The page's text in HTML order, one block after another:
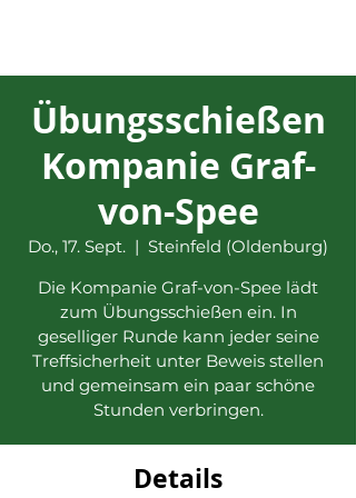
Übungsschießen
Kompanie Graf-
von-Spee
Do., 17. Sept.
  |
Steinfeld (Oldenburg)
Die Kompanie Graf-von-Spee lädt
zum Übungsschießen ein. In
geselliger Runde kann jeder seine
Treffsicherheit unter Beweis stellen
und gemeinsam ein paar schöne
Stunden verbringen.
Details